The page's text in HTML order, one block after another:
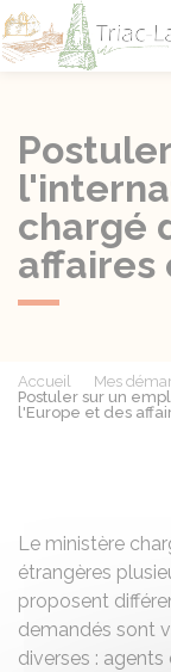
chargé
affaires
Accueil Mes
Postuler sur un
l'Europe et des
Le ministère
étrangères
proposent
demandés sont
diverses :